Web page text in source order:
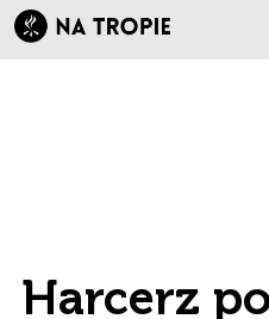
Harcerz